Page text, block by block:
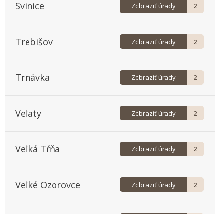
Svinice Zobraziť úrady 2
Trebišov Zobraziť úrady 2
Trnávka Zobraziť úrady 2
Veľaty Zobraziť úrady 2
Veľká Tŕňa Zobraziť úrady 2
Veľké Ozorovce Zobraziť úrady 2